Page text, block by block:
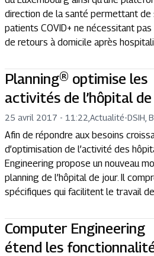
direction de la santé permettant de
patients COVID+ ne nécessitant
de retours à domicile après
Planning® optimise les
activités de l’hôpital
25 avril 2017 - 11:22 Actualité-DSIH,
Afin de répondre aux besoins
d’optimisation de l’activité des
Engineering propose un nouveau
planning de l’hôpital de jour. Il
spécifiques qui facilitent le travail
Computer Engineering
étend les